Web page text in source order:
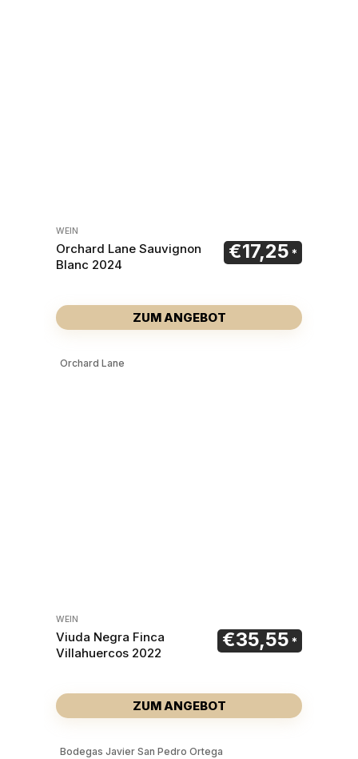
WEIN
Orchard Lane Sauvignon
Blanc 2024
€17,25
ZUM ANGEBOT
Orchard Lane
WEIN
Viuda Negra Finca
Villahuercos 2022
€35,55
ZUM ANGEBOT
Bodegas Javier San Pedro Ortega